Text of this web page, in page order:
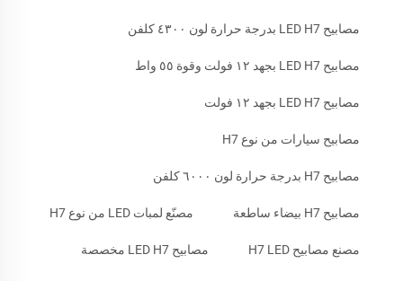
مصابيح LED H7 بدرجة حرارة لون ٤٣٠٠ كلفن
مصابيح LED H7 بجهد ١٢ فولت وقوة ٥٥ واط
مصابيح LED H7 بجهد ١٢ فولت
مصابيح سيارات من نوع H7
مصابيح H7 بدرجة حرارة لون ٦٠٠٠ كلفن
مصابيح H7 بيضاء ساطعة مصنّع لمبات LED من نوع H7
مصنع مصابيح H7 LED مصابيح LED H7 مخصصة